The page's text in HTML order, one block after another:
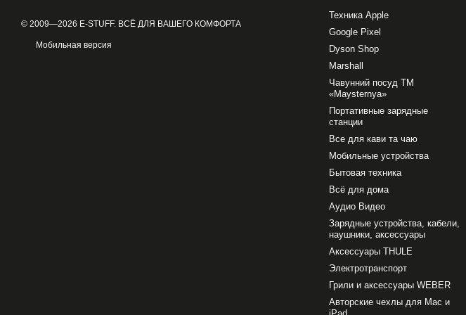
© 2009—2026 E-STUFF. ВСЁ ДЛЯ ВАШЕГО КОМФОРТА
Мобильная версия
Техника Apple
Google Pixel
Dyson Shop
Marshall
Чавунний посуд ТМ
«Maysternya»
Портативные зарядные
станции
Все для кави та чаю
Мобильные устройства
Бытовая техника
Всё для дома
Аудио Видео
Зарядные устройства, кабели,
наушники, аксессуары
Аксессуары THULE
Электротранспорт
Грили и аксессуары WEBER
Авторские чехлы для Mac и